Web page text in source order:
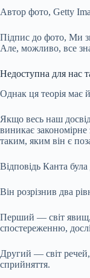
Автор фото, Getty
Підпис до фото, Ми
Але, можливо, все
Недоступна для нас
Однак ця теорія має
Якщо весь наш
виникає
таким, яким він є
Відповідь Канта
Він розрізнив два
Перший — світ
спостереженню,
Другий — світ
сприйняття.